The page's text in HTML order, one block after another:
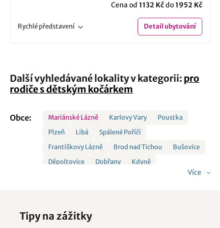
Cena od 1132 Kčdo1952 Kč
Rychlépředstavení Detailubytování
Další vyhledávané lokality v kategorii: pro
rodiče s dětským kočárkem
Obce: Mariánské Lázně Karlovy Vary
Poustka
Plzeň
Libá
Spálené Poříčí
Františkovy Lázně
Brod nad Tichou
Bušovice
Děpoltovice
Dobřany
Kdyně
Nepomuk
Více
Tipy na zážitky